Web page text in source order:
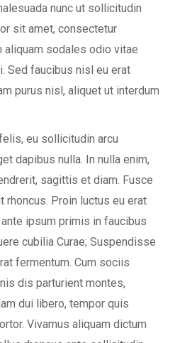
nunc ut sollicitudin
sit amet, consectetur
sodales odio vitae
Sed faucibus nisl eu erat
purus nisl, aliquet ut interdum
eu sollicitudin arcu
dapibus nulla. In nulla enim,
sagittis et diam. Fusce
rhoncus. Proin luctus eu erat
ipsum primis in faucibus
cubilia Curae; Suspendisse
fermentum. Cum sociis
dis parturient montes,
dui libero, tempor quis
Vivamus aliquam dictum